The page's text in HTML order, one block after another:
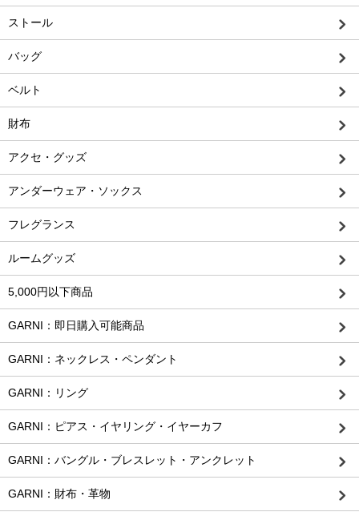
ストール
バッグ
ベルト
財布
アクセ・グッズ
アンダーウェア・ソックス
フレグランス
ルームグッズ
5,000円以下商品
GARNI：即日購入可能商品
GARNI：ネックレス・ペンダント
GARNI：リング
GARNI：ピアス・イヤリング・イヤーカフ
GARNI：バングル・ブレスレット・アンクレット
GARNI：財布・革物